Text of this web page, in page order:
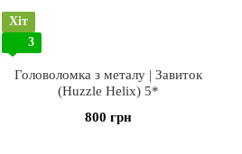
Хіт
3
Головоломка з металу | Завиток
(Huzzle Helix) 5*
800 грн